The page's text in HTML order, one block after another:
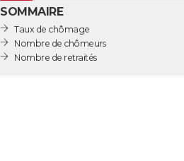
SOMMAIRE
Taux de chômage
Nombre de chômeurs
Nombre de retraités